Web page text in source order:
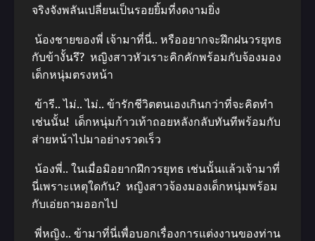
จริงจังพลันเปลี่ยนเป็นรอยยิ้มที่งดงามยิ่ง
น้องชายของพี่ เจ้ามาที่นี่.. หรืออยากจะฝึกฝนวรยุทธ
กับข้างั้นรึ? หญิงสาวหัวเราะคิกคักพร้อมกับจ้องมอง
เด็กหนุ่มตรงหน้า
ข้ารี.. ไม่.. ไม่.. ข้ารักชีวิตตนเองเกินกว่าที่จะคิดทํา
เช่นนั้น! เด็กหนุ่มก้าวเท้าถอยหลังกลับทันทีพร้อมกับ
ส่ายหน้าไปมาอย่างรวดเร็ว
น้องพี่.. ในเมื่อมิอยากฝึกวรยุทธ เช่นนั้นแล้วเจ้ามาที่
นี่เพราะเหตุใดกัน? หญิงสาวจ้องมองเด็กหนุ่มพร้อม
กับเอ่ยถามออกไป
พี่หญิง.. ข้ามาที่นี่เพื่อบอกเรื่องการแต่งงานของท่าน